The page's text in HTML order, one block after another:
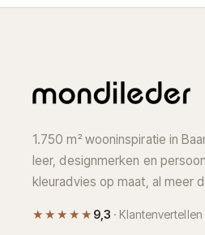
1.750 m² wooninspiratie in
leer, designmerken en
kleuradvies op maat, al meer
★★★★★ 9,3 · Klantenvertellen